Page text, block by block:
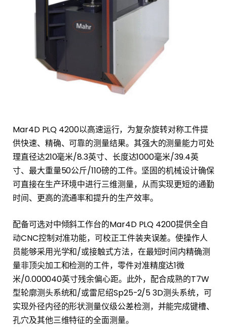
Mar4D PLQ 4200以高速运行，为复杂旋转对称工件提
供快速、精确、可靠的测量结果。其强大的测量能力可处
理直径达210毫米/8.3英寸、长度达1000毫米/39.4英
寸、最大重量50公斤/110磅的工件。坚固的机械设计确保
可直接在生产环境中进行三维测量，从而实现更短的通勤
时间、更高的流通率和提升的生产效率。
配备可选对中倾斜工作台的Mar4D PLQ 4200提供全自
动CNC控制对准功能，可校正工件装夹误差。使操作人
员能够采用光学和/或接触式方法，在最短时间内精确测
量非顶尖加工和检测的工件，零件对准精度达1微
米/0.000040英寸残余偏心距。此外，配合成熟的T7W
型轮廓测头系统和/或雷尼绍Sp25-2/5 3D测头系统，可
实现外径内径的形状测量仪级公差检测，并能完成键槽、
孔穴及其他三维特征的全面测量。